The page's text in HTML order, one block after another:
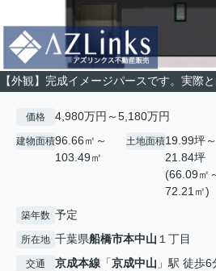
【外観】完成イメージパースです。実際
価格 4,980万円～5,180万円
建物面積96.66㎡～
103.49㎡
土地面積19.99坪～
21.84坪
(66.09㎡
72.21㎡)
築年数 予定
所在地 千葉県船橋市本中山 １丁目
交通 京成本線 「京成中山 」駅 徒歩6